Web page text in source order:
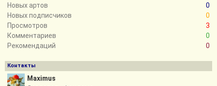
Новых артов
0
Новых подписчиков
0
Просмотров
3
Комментариев
0
Рекомендаций
0
Контакты
Maхimus